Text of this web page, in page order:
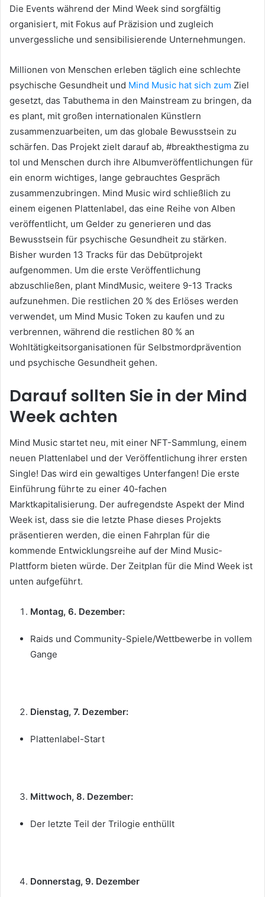
Die Events während der Mind Week sind sorgfältig
organisiert, mit Fokus auf Präzision und zugleich
unvergessliche und sensibilisierende Unternehmungen.
Millionen von Menschen erleben täglich eine schlechte
psychische Gesundheit und Mind Music hat sich zum Ziel
gesetzt, das Tabuthema in den Mainstream zu bringen, da
es plant, mit großen internationalen Künstlern
zusammenzuarbeiten, um das globale Bewusstsein zu
schärfen. Das Projekt zielt darauf ab, #breakthestigma zu
tol und Menschen durch ihre Albumveröffentlichungen für
ein enorm wichtiges, lange gebrauchtes Gespräch
zusammenzubringen. Mind Music wird schließlich zu
einem eigenen Plattenlabel, das eine Reihe von Alben
veröffentlicht, um Gelder zu generieren und das
Bewusstsein für psychische Gesundheit zu stärken.
Bisher wurden 13 Tracks für das Debütprojekt
aufgenommen. Um die erste Veröffentlichung
abzuschließen, plant MindMusic, weitere 9-13 Tracks
aufzunehmen. Die restlichen 20 % des Erlöses werden
verwendet, um Mind Music Token zu kaufen und zu
verbrennen, während die restlichen 80 % an
Wohltätigkeitsorganisationen für Selbstmordprävention
und psychische Gesundheit gehen.
Darauf sollten Sie in der Mind
Week achten
Mind Music startet neu, mit einer NFT-Sammlung, einem
neuen Plattenlabel und der Veröffentlichung ihrer ersten
Single! Das wird ein gewaltiges Unterfangen! Die erste
Einführung führte zu einer 40-fachen
Marktkapitalisierung. Der aufregendste Aspekt der Mind
Week ist, dass sie die letzte Phase dieses Projekts
präsentieren werden, die einen Fahrplan für die
kommende Entwicklungsreihe auf der Mind Music-
Plattform bieten würde. Der Zeitplan für die Mind Week ist
unten aufgeführt.
Montag, 6. Dezember:
Raids und Community-Spiele/Wettbewerbe in vollem
Gange
Dienstag, 7. Dezember:
Plattenlabel-Start
Mittwoch, 8. Dezember:
Der letzte Teil der Trilogie enthüllt
Donnerstag, 9. Dezember